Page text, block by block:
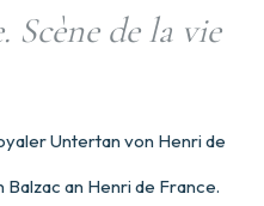
Scène de la vie
Untertan von Henri de
an Henri de France.